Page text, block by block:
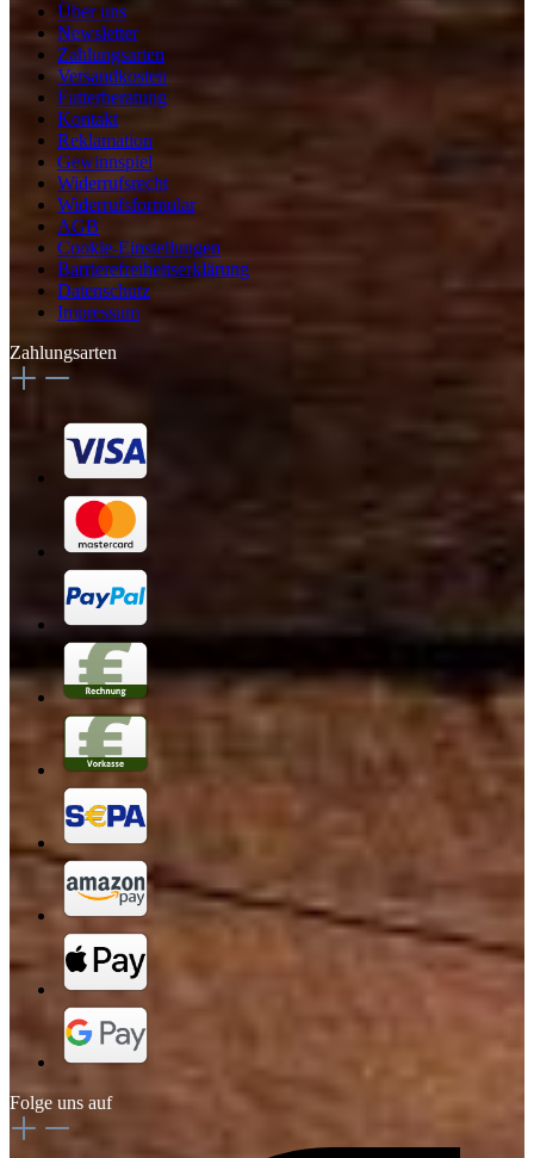
Über uns
Newsletter
Zahlungsarten
Versandkosten
Futterberatung
Kontakt
Reklamation
Gewinnspiel
Widerrufsrecht
Widerrufsformular
AGB
Cookie-Einstellungen
Barrierefreiheitserklärung
Datenschutz
Impressum
Zahlungsarten
Folge uns auf